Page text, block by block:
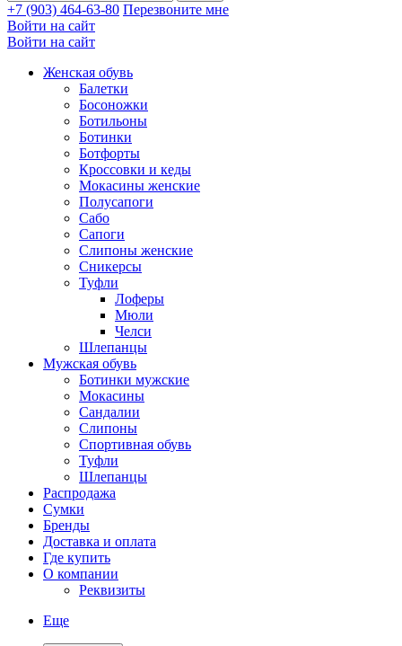
+7 (903) 464-63-80 Перезвоните мне
Войти на сайт
Войти на сайт
Женская обувь
Балетки
Босоножки
Ботильоны
Ботинки
Ботфорты
Кроссовки и кеды
Мокасины женские
Полусапоги
Сабо
Сапоги
Слипоны женские
Сникерсы
Туфли
Лоферы
Мюли
Челси
Шлепанцы
Мужская обувь
Ботинки мужские
Мокасины
Сандалии
Слипоны
Спортивная обувь
Туфли
Шлепанцы
Распродажа
Сумки
Бренды
Доставка и оплата
Где купить
О компании
Реквизиты
Еще